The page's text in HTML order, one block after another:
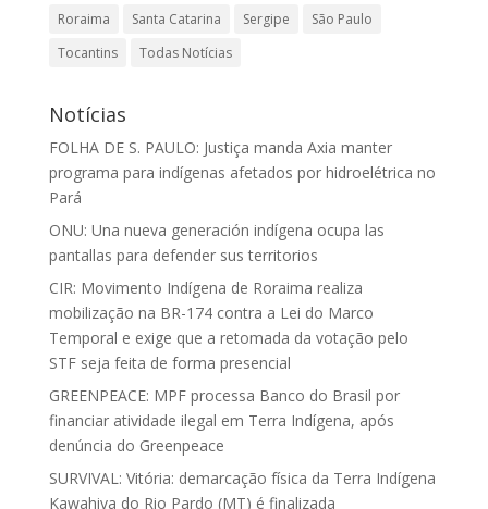
Roraima
Santa Catarina Sergipe
São Paulo
Tocantins
Todas Notícias
Notícias
FOLHA DE S. PAULO: Justiça manda Axia manter
programa para indígenas afetados por hidroelétrica no
Pará
ONU: Una nueva generación indígena ocupa las
pantallas para defender sus territorios
CIR: Movimento Indígena de Roraima realiza
mobilização na BR-174 contra a Lei do Marco
Temporal e exige que a retomada da votação pelo
STF seja feita de forma presencial
GREENPEACE: MPF processa Banco do Brasil por
financiar atividade ilegal em Terra Indígena, após
denúncia do Greenpeace
SURVIVAL: Vitória: demarcação física da Terra Indígena
Kawahiva do Rio Pardo (MT) é finalizada